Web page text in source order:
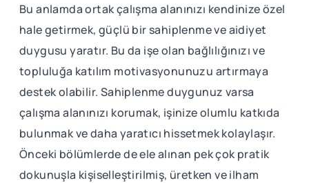
Bu anlamda ortak çalışma alanınızı kendinize özel
hale getirmek, güçlü bir sahiplenme ve aidiyet
duygusu yaratır. Bu da işe olan bağlılığınızı ve
topluluğa katılım motivasyonunuzu artırmaya
destek olabilir. Sahiplenme duygunuz varsa
çalışma alanınızı korumak, işinize olumlu katkıda
bulunmak ve daha yaratıcı hissetmek kolaylaşır.
Önceki bölümlerde de ele alınan pek çok pratik
dokunuşla kişiselleştirilmiş, üretken ve ilham